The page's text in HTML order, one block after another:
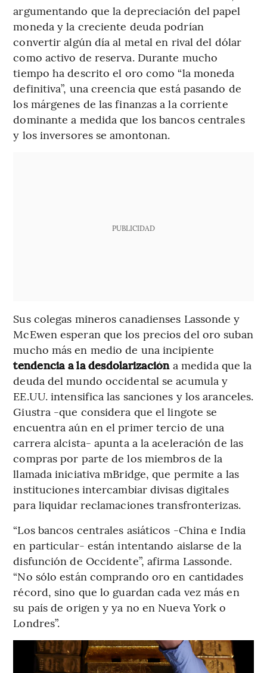
argumentando que la depreciación del papel
moneda y la creciente deuda podrían
convertir algún día al metal en rival del dólar
como activo de reserva. Durante mucho
tiempo ha descrito el oro como “la moneda
definitiva”, una creencia que está pasando de
los márgenes de las finanzas a la corriente
dominante a medida que los bancos centrales
y los inversores se amontonan.
PUBLICIDAD
Sus colegas mineros canadienses Lassonde y
McEwen esperan que los precios del oro suban
mucho más en medio de una incipiente
tendencia a la desdolarización a medida que la
deuda del mundo occidental se acumula y
EE.UU. intensifica las sanciones y los aranceles.
Giustra -que considera que el lingote se
encuentra aún en el primer tercio de una
carrera alcista- apunta a la aceleración de las
compras por parte de los miembros de la
llamada iniciativa mBridge, que permite a las
instituciones intercambiar divisas digitales
para liquidar reclamaciones transfronterizas.
“Los bancos centrales asiáticos -China e India
en particular- están intentando aislarse de la
disfunción de Occidente”, afirma Lassonde.
“No sólo están comprando oro en cantidades
récord, sino que lo guardan cada vez más en
su país de origen y ya no en Nueva York o
Londres”.